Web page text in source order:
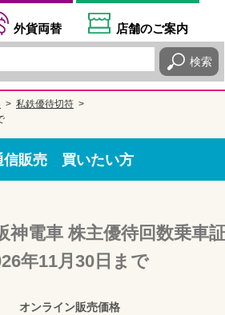
外貨両替 店舗のご案内
検索
私鉄優待切符
信販売 買いたい方
神電車 株主優待回数乗車
年11月30日まで
オンライン販売価格